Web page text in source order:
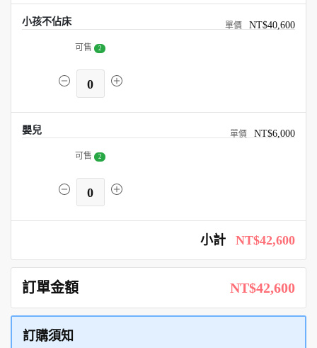
小孩不佔床 NT$40,600
可售 2
0
嬰兒 NT$6,000
可售 2
0
小計 NT$42,600
訂單金額 NT$42,600
訂購須知